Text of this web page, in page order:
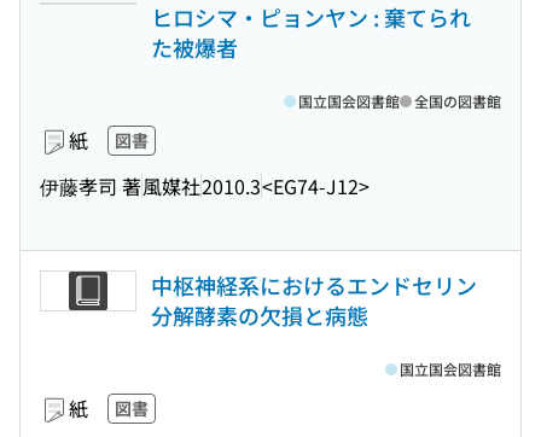
ヒロシマ・ピョンヤン : 棄てられ
た被爆者
紙 図書
伊藤孝司 著風媒社2010.3<EG74-J12>
国立国会図書館 全国の図書館
中枢神経系におけるエンドセリン
分解酵素の欠損と病態
紙 図書
国立国会図書館